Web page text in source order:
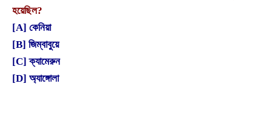
হয়েছিল?
[A] কেনিয়া
[B] জিম্বাবুয়ে
[C] ক্যামেরুন
[D] অ্যাঙ্গোলা